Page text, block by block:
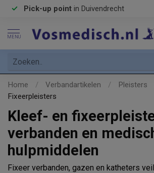
Pick-up point in Duivendrecht
MENU
Home / Verbandartikelen / Pleisters
Fixeerpleisters
Kleef- en
verbanden en
hulpmiddelen
Fixeer verbanden, gazen en katheters